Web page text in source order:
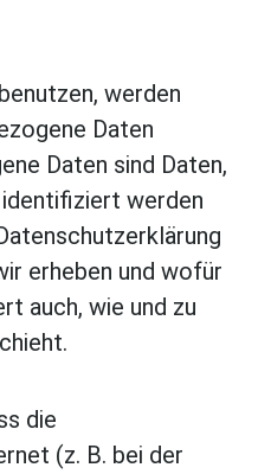
werden
Daten
Daten sind Daten,
werden
erheben und wofür
auch, wie und zu
die
(z. B. bei der